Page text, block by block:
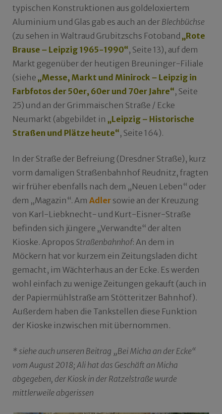
typischen Konstruktionen aus goldeloxiertem
Aluminium und Glas gab es auch an der Blechbüchse
(zu sehen in Waltraud Grubitzschs Fotoband „Rote
Brause – Leipzig 1965-1990“, Seite 13), auf dem
Markt gegenüber der heutigen Breuninger-Filiale
(siehe „Messe, Markt und Minirock – Leipzig in
Farbfotos der 50er, 60er und 70er Jahre“, Seite
25) und an der Grimmaischen Straße / Ecke
Neumarkt (abgebildet in „Leipzig – Historische
Straßen und Plätze heute“, Seite 164).
In der Straße der Befreiung (Dresdner Straße), kurz
vorm damaligen Straßenbahnhof Reudnitz, fragten
wir früher ebenfalls nach dem „Neuen Leben“ oder
dem „Magazin“. Am Adler sowie an der Kreuzung
von Karl-Liebknecht- und Kurt-Eisner-Straße
befinden sich jüngere „Verwandte“ der alten
Kioske. Apropos Straßenbahnhof: An dem in
Möckern hat vor kurzem ein Zeitungsladen dicht
gemacht, im Wächterhaus an der Ecke. Es werden
wohl einfach zu wenige Zeitungen gekauft (auch in
der Papiermühlstraße am Stötteritzer Bahnhof).
Außerdem haben die Tankstellen diese Funktion
der Kioske inzwischen mit übernommen.
* siehe auch unseren Beitrag „Bei Micha an der Ecke“
vom August 2018; Ali hat das Geschäft an Micha
abgegeben, der Kiosk in der Ratzelstraße wurde
mittlerweile abgerissen